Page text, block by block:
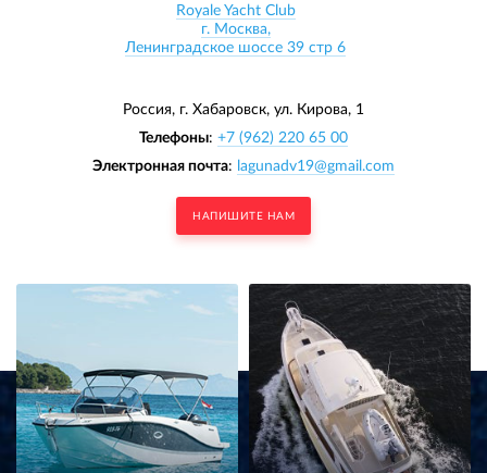
Royale Yacht Club
г. Москва,
Ленинградское шоссе 39 стр 6
Россия, г. Хабаровск, ул. Кирова, 1
Телефоны: +7 (962) 220 65 00
Электронная почта: lagunadv19@gmail.com
НАПИШИТЕ НАМ